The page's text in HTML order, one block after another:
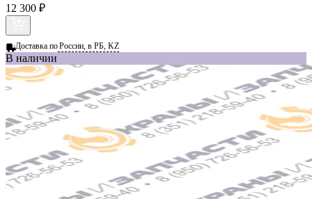
12 300 ₽
Доставка поРоссии, в РБ, KZ
В наличии